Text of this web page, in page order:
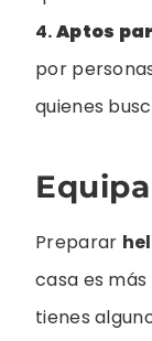
4.Aptos
por
quienes
Preparar
casa es
tienes